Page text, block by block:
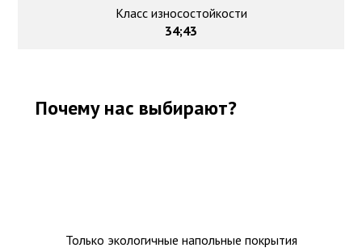
Класс износостойкости
34;43
Почему нас выбирают?
Только экологичные напольные покрытия